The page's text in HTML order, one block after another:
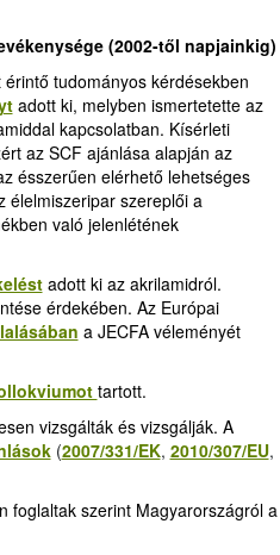
(2002-től napjainkig)
tudományos kérdésekben
adott ki, melyben ismertetette az
kapcsolatban. Kísérleti
az SCF ajánlása alapján az
ésszerűen elérhető lehetséges
élelmiszeripar szereplői a
való jelenlétének
adott ki az akrilamidról.
érdekében. Az Európai
a JECFA véleményét
tartott.
vizsgálták és vizsgálják. A
(2007/331/EK, 2010/307/EU,
foglaltak szerint Magyarországról a